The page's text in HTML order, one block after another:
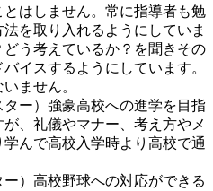
はしません。常に指導者も勉
を取り入れるようにしていま
う考えているか？を聞きその
イスするようにしています。
ません。
ター）強豪高校への進学を目指
、礼儀やマナー、考え方やメ
んで高校入学時より高校で通
ー）高校野球への対応ができる